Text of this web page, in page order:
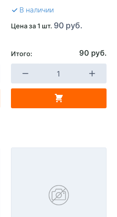
В наличии
Цена за 1 шт. 90 руб.
Итого: 90 руб.